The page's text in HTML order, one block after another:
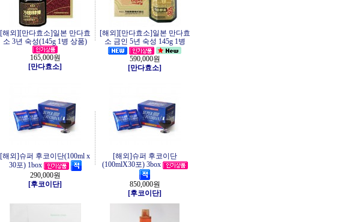
[해외][만다효소]일본 만다효
소 3년 숙성(145g 1병 상품)
165,000원
[만다효소]
[해외][만다효소]일본 만다효
소 금인 5년 숙성 145g 1병
590,000원
[만다효소]
[해외]슈퍼 후코이단(100ml x
30포) 1box
290,000원
[후코이단]
[해외]슈퍼 후코이단
(100mlX30포) 3box
850,000원
[후코이단]